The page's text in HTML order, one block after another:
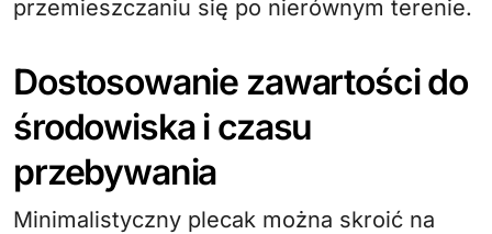
przemieszczaniu się po nierównym terenie.
Dostosowanie zawartości do
środowiska i czasu
przebywania
Minimalistyczny plecak można skroić na